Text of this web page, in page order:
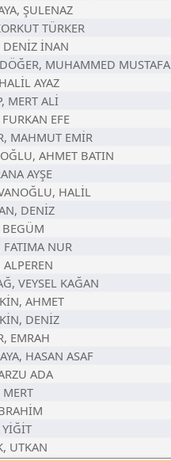
ŞULENAZ
TÜRKER
DENİZ İNAN
MUHAMMED MUSTAFA
AYAZ
MERT ALİ
EFE
MAHMUT EMİR
AHMET BATIN
AYŞE
HALİL
DENİZ
FATIMA NUR
VEYSEL KAĞAN
AHMET
DENİZ
EMRAH
HASAN ASAF
ADA
MERT
UTKAN